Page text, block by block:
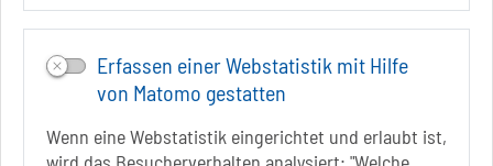
Erfassen einer Webstatistik mit Hilfe
von Matomo gestatten
Wenn eine Webstatistik eingerichtet und erlaubt ist,
FACEBOOK
INSTAGRAM